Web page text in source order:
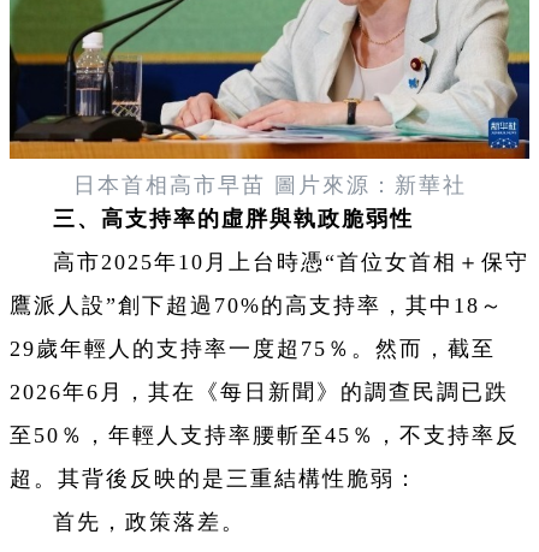
日本首相高市早苗 圖片來源：新華社
三、高支持率的虛胖與執政脆弱性
高市2025年10月上台時憑“首位女首相＋保守
鷹派人設”創下超過70%的高支持率，其中18～
29歲年輕人的支持率一度超75％。然而，截至
2026年6月，其在《每日新聞》的調查民調已跌
至50％，年輕人支持率腰斬至45％，不支持率反
超。其背後反映的是三重結構性脆弱：
首先，政策落差。